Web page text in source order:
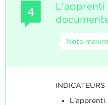
4
L'apprenti
Note
INDICATEURS
L'apprenti